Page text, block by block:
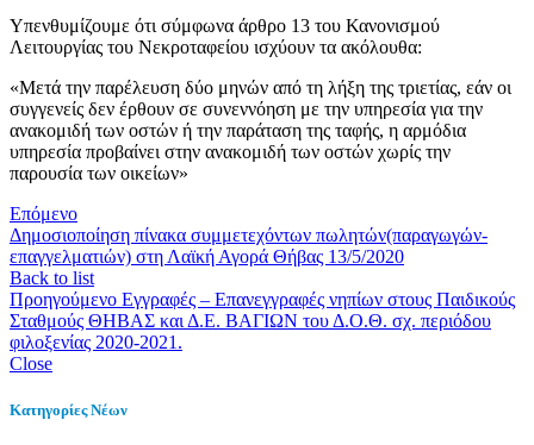
Υπενθυμίζουμε ότι σύμφωνα άρθρο 13 του Κανονισμού
Λειτουργίας του Νεκροταφείου ισχύουν τα ακόλουθα:
«Μετά την παρέλευση δύο μηνών από τη λήξη της τριετίας, εάν οι
συγγενείς δεν έρθουν σε συνεννόηση με την υπηρεσία για την
ανακομιδή των οστών ή την παράταση της ταφής, η αρμόδια
υπηρεσία προβαίνει στην ανακομιδή των οστών χωρίς την
παρουσία των οικείων»
Επόμενο
Δημοσιοποίηση πίνακα συμμετεχόντων πωλητών(παραγωγών-
επαγγελματιών) στη Λαϊκή Αγορά Θήβας 13/5/2020
Back to list
Προηγούμενο Εγγραφές – Επανεγγραφές νηπίων στους Παιδικούς
Σταθμούς ΘΗΒΑΣ και Δ.Ε. ΒΑΓΙΩΝ του Δ.Ο.Θ. σχ. περιόδου
φιλοξενίας 2020-2021.
Close
Κατηγορίες Νέων